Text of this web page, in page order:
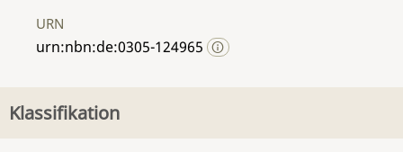
URN
urn:nbn:de:0305-124965
Klassifikation